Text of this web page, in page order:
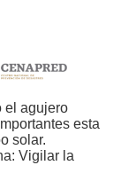
el agujero
esta
solar.
Vigilar la